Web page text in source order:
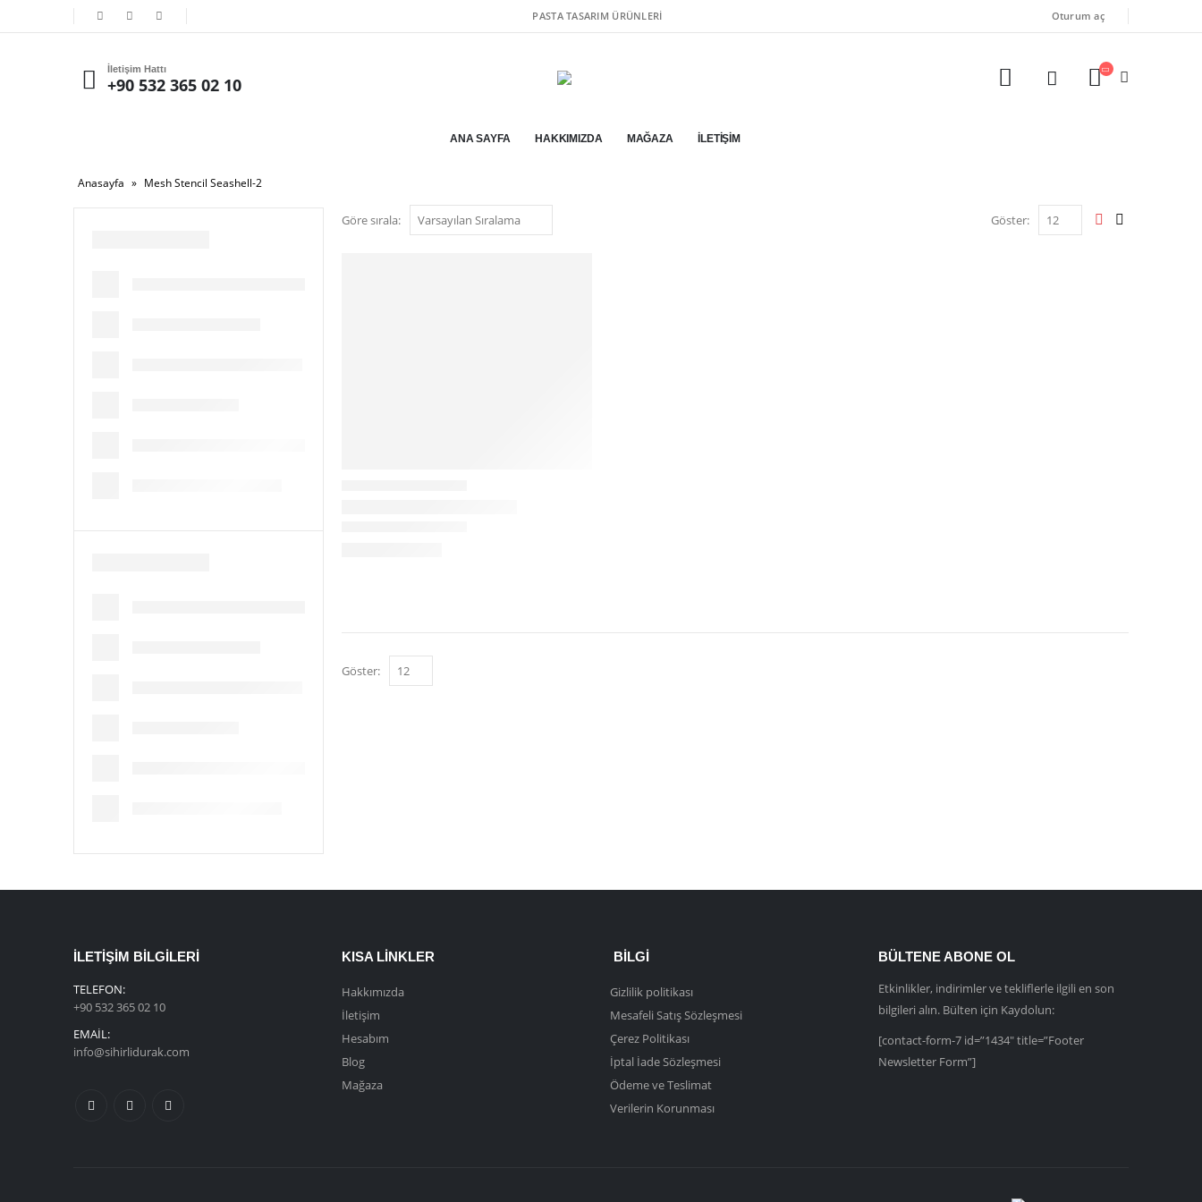
PASTA TASARIM ÜRÜNLERI Oturum aç
İletişim Hattı
+90 532 365 02 10
ANA SAYFA HAKKIMIZDA MAĞAZA İLETIŞIM
Anasayfa » Mesh Stencil Seashell-2
Göre sırala: Göster:
Göster:
İLETIŞIM BILGILERI
TELEFON:
+90 532 365 02 10
EMAIL:
info@sihirlidurak.com
KISA LINKLER
Hakkımızda
İletişim
Hesabım
Blog
Mağaza
BILGI
Gizlilik politikası
Mesafeli Satış Sözleşmesi
Çerez Politikası
İptal İade Sözleşmesi
Ödeme ve Teslimat
Verilerin Korunması
BÜLTENE ABONE OL
Etkinlikler, indirimler ve tekliflerle ilgili en son
bilgileri alın. Bülten için Kaydolun:
[contact-form-7 id=”1434″ title=”Footer
Newsletter Form”]